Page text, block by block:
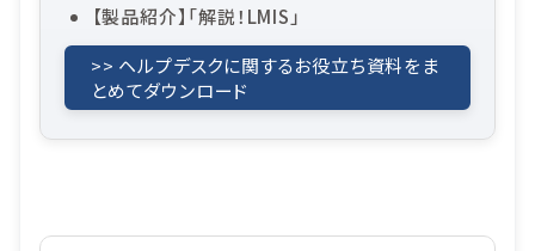
【製品紹介】「解説！LMIS」
>> ヘルプデスクに関するお役立ち資料をま
とめてダウンロード